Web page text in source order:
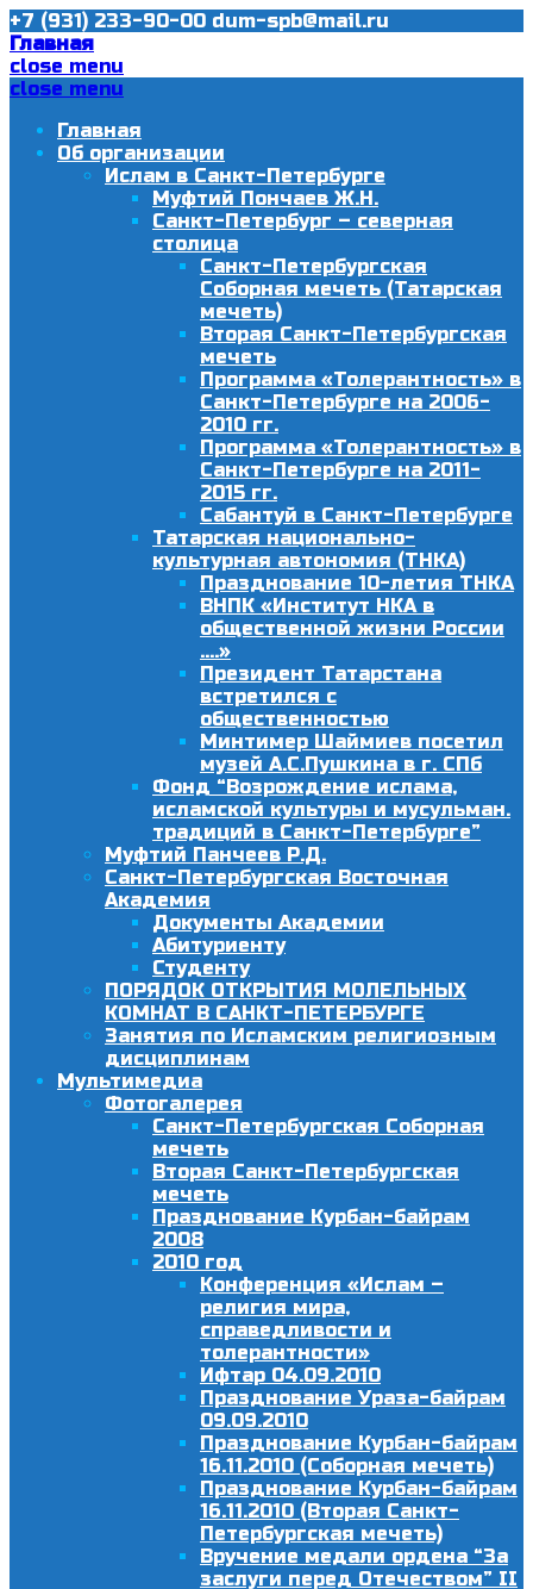
+7 (931) 233-90-00 dum-spb@mail.ru
Главная
close menu
close menu
Главная
Об организации
Ислам в Санкт-Петербурге
Муфтий Пончаев Ж.Н.
Санкт-Петербург – северная
столица
Санкт-Петербургская
Соборная мечеть (Татарская
мечеть)
Вторая Санкт-Петербургская
мечеть
Программа «Толерантность» в
Санкт-Петербурге на 2006-
2010 гг.
Программа «Толерантность» в
Санкт-Петербурге на 2011-
2015 гг.
Сабантуй в Санкт-Петербурге
Татарская национально-
культурная автономия (ТНКА)
Празднование 10-летия ТНКА
ВНПК «Институт НКА в
общественной жизни России
….»
Президент Татарстана
встретился с
общественностью
Минтимер Шаймиев посетил
музей А.С.Пушкина в г. СПб
Фонд “Возрождение ислама,
исламской культуры и мусульман.
традиций в Санкт-Петербурге”
Муфтий Панчеев Р.Д.
Санкт-Петербургская Восточная
Академия
Документы Академии
Абитуриенту
Студенту
ПОРЯДОК ОТКРЫТИЯ МОЛЕЛЬНЫХ
КОМНАТ В САНКТ-ПЕТЕРБУРГЕ
Занятия по Исламским религиозным
дисциплинам
Мультимедиа
Фотогалерея
Санкт-Петербургская Соборная
мечеть
Вторая Санкт-Петербургская
мечеть
Празднование Курбан-байрам
2008
2010 год
Конференция «Ислам –
религия мира,
справедливости и
толерантности»
Ифтар 04.09.2010
Празднование Ураза-байрам
09.09.2010
Празднование Курбан-байрам
16.11.2010 (Соборная мечеть)
Празднование Курбан-байрам
16.11.2010 (Вторая Санкт-
Петербургская мечеть)
Вручение медали ордена “За
заслуги перед Отечеством” II